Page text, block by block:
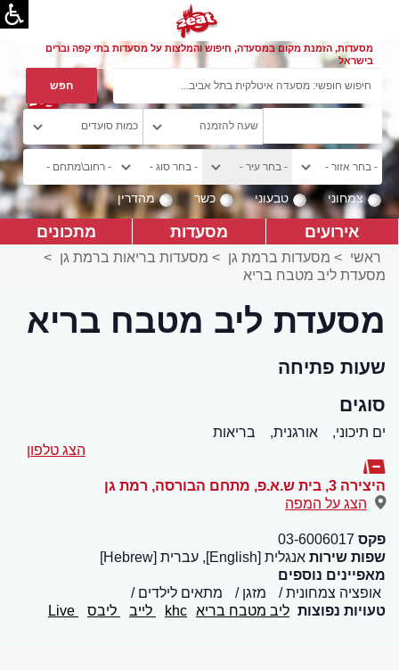
מסעדות, הזמנת מקום במסעדה, חיפוש והמלצות על מסעדות בתי קפה וברים
בישראל
צמחוני טבעוני כשר מהדרין
אירועים מסעדות מתכונים
ראשי > מסעדות ברמת גן > מסעדות בריאות ברמת גן >
מסעדת ליב מטבח בריא
מסעדת ליב מטבח בריא
שעות פתיחה
סוגים
ים תיכוני, אורגנית,
בריאות
הצג טלפון
היצירה 3, בית ש.א.פ, מתחם הבורסה , רמת גן
הצג על המפה
פקס 03-6006017
שפות שירות אנגלית [English], עברית [Hebrew]
מאפיינים נוספים
אופציה צמחונית
מזגן
מתאים לילדים
טעויות נפוצות ליב מטבח בריא khc לייב ליבס